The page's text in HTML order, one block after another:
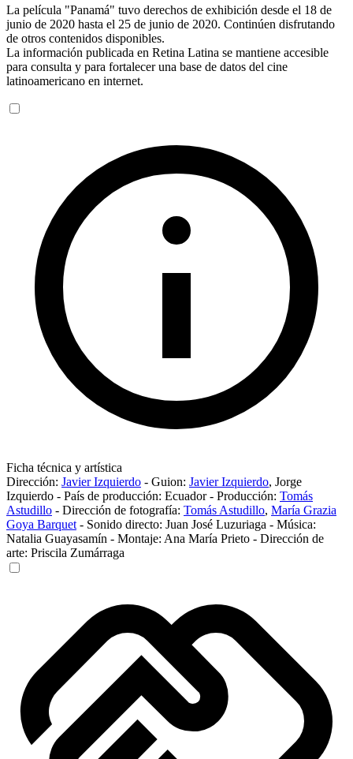
La película "Panamá" tuvo derechos de exhibición desde el 18 de
junio de 2020 hasta el 25 de junio de 2020. Continúen disfrutando
de otros contenidos disponibles.
La información publicada en Retina Latina se mantiene accesible
para consulta y para fortalecer una base de datos del cine
latinoamericano en internet.
Ficha técnica y artística
Dirección: Javier Izquierdo - Guion: Javier Izquierdo, Jorge
Izquierdo - País de producción: Ecuador- Producción: Tomás
Astudillo - Dirección de fotografía: Tomás Astudillo, María Grazia
Goya Barquet - Sonido directo: Juan José Luzuriaga - Música:
Natalia Guayasamín - Montaje: Ana María Prieto - Dirección de
arte: Priscila Zumárraga